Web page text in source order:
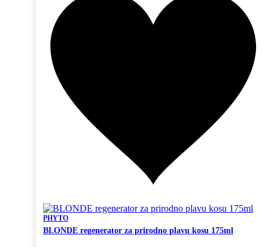
PHYTO
BLONDE regenerator za prirodno plavu kosu 175ml